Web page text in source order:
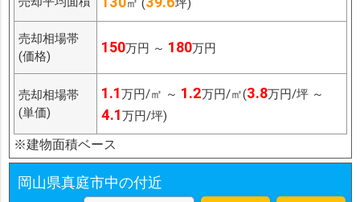
㎡ ( 坪)
売却相場帯
(価格)
150万円 ～ 180万円
売却相場帯
(単価)
1.1万円/㎡ ～ 1.2万円/㎡(3.8万円/坪 ～
4.1万円/坪)
※建物面積ベース
岡山県真庭市中の付近